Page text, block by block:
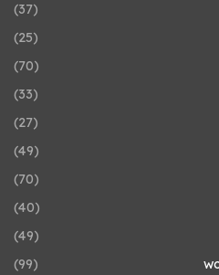
(37)
(25)
(70)
(33)
(27)
(49)
(70)
(40)
(49)
(99)